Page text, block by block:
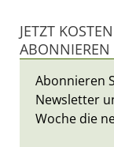
JETZT
ABONNIEREN
Abonnieren
Newsletter
Woche die